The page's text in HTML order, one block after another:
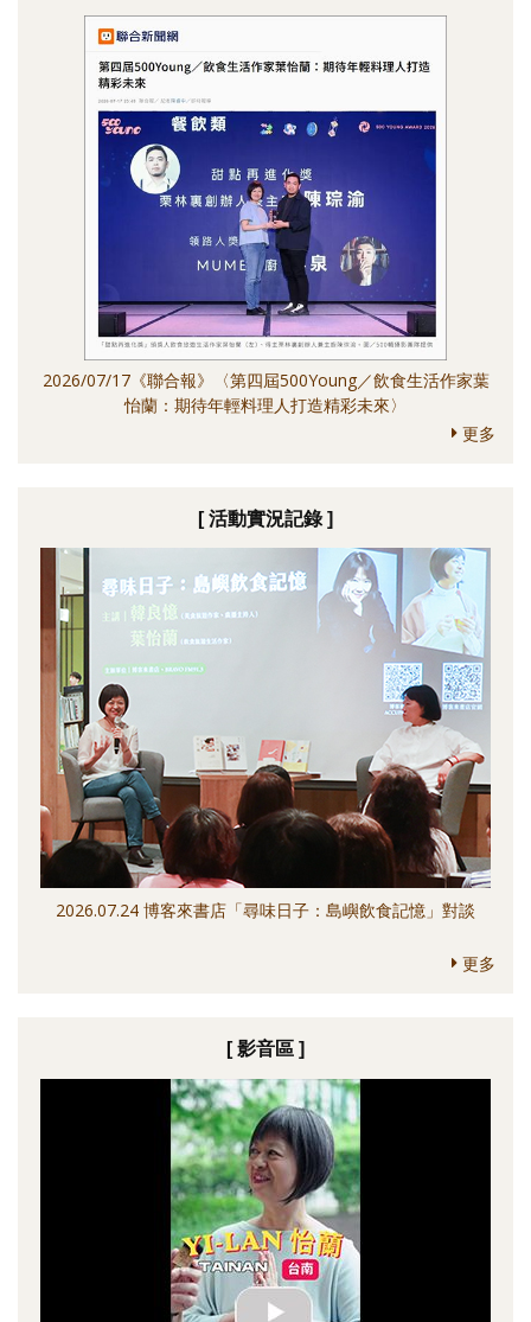
2026/07/17《聯合報》〈第四屆500Young／飲食生活作家葉
怡蘭：期待年輕料理人打造精彩未來〉
更多
[ 活動實況記錄 ]
2026.07.24 博客來書店「尋味日子：島嶼飲食記憶」對談
更多
[ 影音區 ]